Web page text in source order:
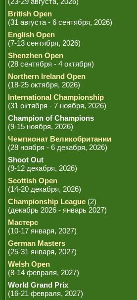
British Open
(31 августа - 6 сентября, 2026)
English Open
(7-13 сентября, 2026)
Shenzhen Open
(28 сентября - 4 октября)
Northern Ireland Open
(18-25 октября, 2026)
International Championship
(31 октября - 7 ноября, 2026)
Champion of Champions
(9-15 ноября, 2026)
Чемпионат Великобритании
(28 ноября - 6 декабря, 2026)
Shoot Out
(9-12 декабря, 2026)
Scottish Open
(14-20 декабря, 2026)
Championship League (2)
(декабрь 2026 - январь 2027)
Мастерс
(10-17 января, 2027)
German Masters
(25-31 января, 2027)
Welsh Open
(8-14 февраля, 2027)
World Grand Prix
(16-21 февраля, 2027)